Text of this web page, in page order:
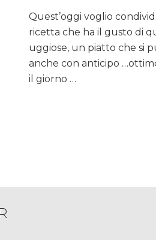
di
al
Quest’oggi voglio
ricetta che ha il gusto di
uggiose, un piatto che si
anche con anticipo
il giorno …